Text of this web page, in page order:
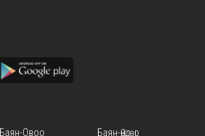
Баян-Овоо
Баян-Өндөр